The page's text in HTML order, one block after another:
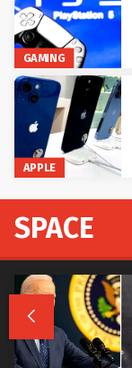
GAMING
APPLE
SPACE
